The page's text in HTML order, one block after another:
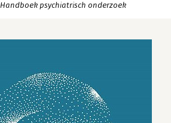
Handboek psychiatrisch onderzoek